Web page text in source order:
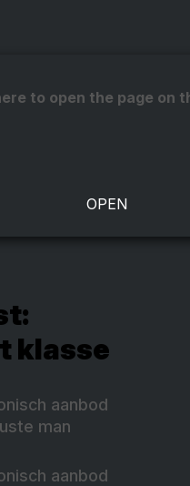
to open the page on
klasse
aanbod
man
aanbod